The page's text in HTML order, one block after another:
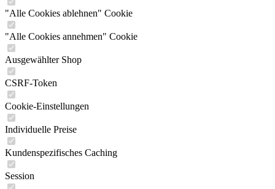
"Alle Cookies ablehnen" Cookie
"Alle Cookies annehmen" Cookie
Ausgewählter Shop
CSRF-Token
Cookie-Einstellungen
Individuelle Preise
Kundenspezifisches Caching
Session